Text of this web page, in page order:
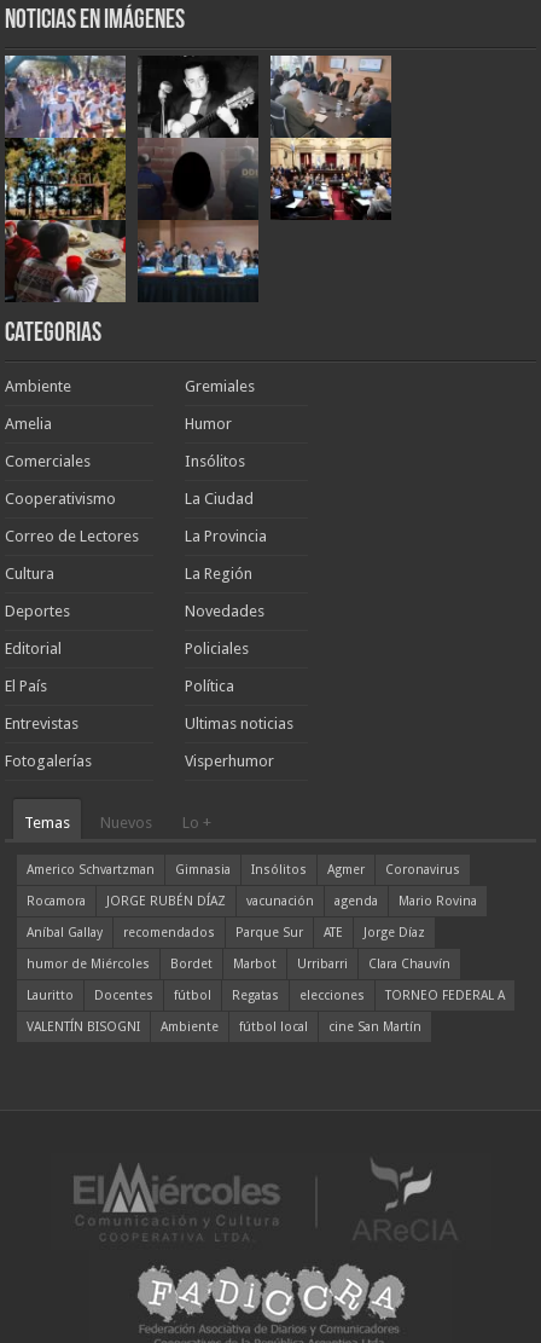
Noticias en Imágenes
Categorias
Ambiente
Amelia
Comerciales
Cooperativismo
Correo de Lectores
Cultura
Deportes
Editorial
El País
Entrevistas
Fotogalerías
Gremiales
Humor
Insólitos
La Ciudad
La Provincia
La Región
Novedades
Policiales
Política
Ultimas noticias
Visperhumor
Temas Nuevos Lo +
Americo Schvartzman Gimnasia Insólitos Agmer
Coronavirus
Rocamora
JORGE RUBÉN DÍAZ vacunación agenda
Mario Rovina
Aníbal Gallay
recomendados Parque Sur ATE
Jorge Díaz
humor de Miércoles
Bordet Marbot Urribarri
Clara Chauvín
Lauritto
Docentes fútbol Regatas elecciones
TORNEO FEDERAL A
VALENTÍN BISOGNI
Ambiente fútbol local cine San Martín